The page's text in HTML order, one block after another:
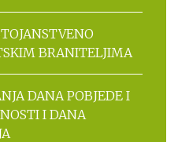
BRANITELJIMA
DANA POBJEDE I
I DANA